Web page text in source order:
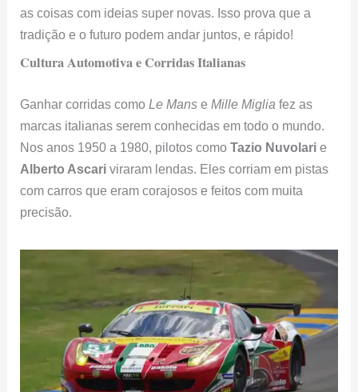
as coisas com ideias super novas. Isso prova que a
tradição e o futuro podem andar juntos, e rápido!
Cultura Automotiva e Corridas Italianas
Ganhar corridas comoLe Mans eMille Miglia fez as
marcas italianas serem conhecidas em todo o mundo.
Nos anos 1950 a 1980, pilotos comoTazio Nuvolari e
Alberto Ascari viraram lendas. Eles corriam em pistas
com carros que eram corajosos e feitos com muita
precisão.